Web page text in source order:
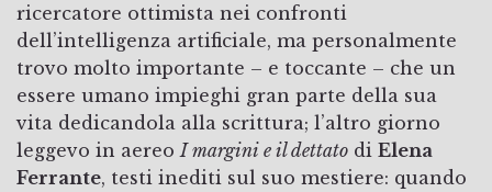
ricercatore ottimista nei confronti
dell’intelligenza artificiale, ma personalmente
trovo molto importante – e toccante – che un
essere umano impieghi gran parte della sua
vita dedicandola alla scrittura; l’altro giorno
leggevo in aereo I margini e il dettato di Elena
Ferrante, testi inediti sul suo mestiere: quando